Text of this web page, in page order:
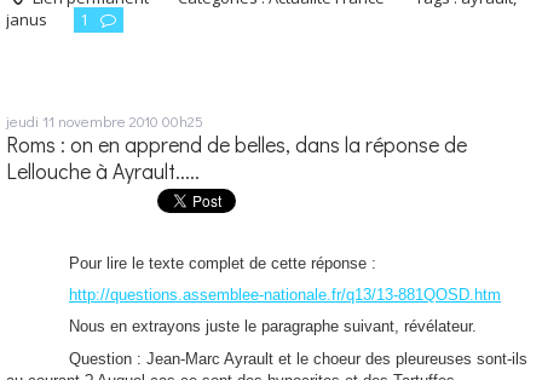
janus
1
jeudi 11 novembre 2010 00h25
Roms : on en apprend de belles, dans la réponse de
Lellouche à Ayrault.....
Pour lire le texte complet de cette réponse :
http://questions.assemblee-nationale.fr/q13/13-881QOSD.htm
Nous en extrayons juste le paragraphe suivant, révélateur.
Question : Jean-Marc Ayrault et le choeur des pleureuses sont-ils